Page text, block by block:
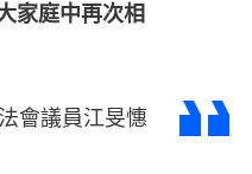
家庭中再次相
會議員江旻憓